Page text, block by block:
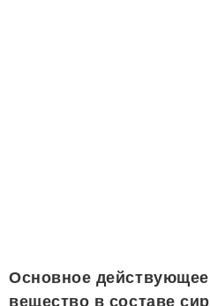
Основное действующее
вещество в составе